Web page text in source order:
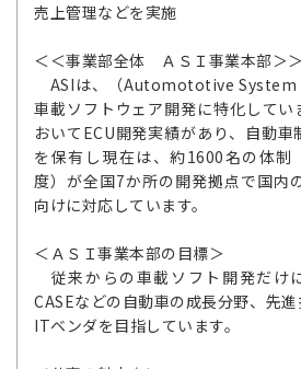
売上管理などを実施
＜＜事業部全体 ＡＳＩ事業本部＞＞
ASIは、（Automototive
車載ソフトウェア開発に特化してい
おいてECU開発実績があり、自動
を保有し現在は、約1600名の体制
度）が全国7か所の開発拠点で国内
向けに対応しています。
＜ＡＳＩ事業本部の目標＞
従来からの車載ソフト開発だけ
CASEなどの自動車の成長分野、先
ITベンダを目指しています。